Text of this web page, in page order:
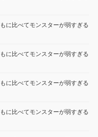
に比べてモンスターが弱すぎる
に比べてモンスターが弱すぎる
に比べてモンスターが弱すぎる
に比べてモンスターが弱すぎる